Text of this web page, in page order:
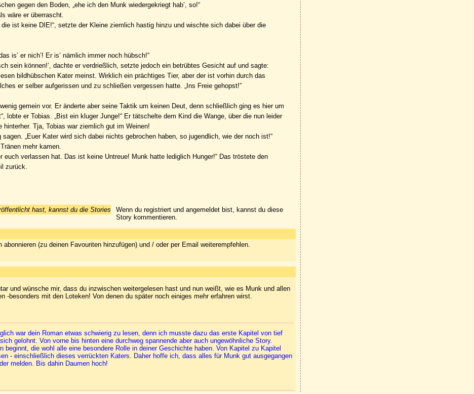
gegen den Boden, „ehe ich den Munk wiedergekriegt hab’, so!“
wäre er überrascht.
ist keine DIE!“, setzte der Kleine ziemlich hastig hinzu und wischte sich dabei über die
is’ er nich’! Er is’ nämlich immer noch hübsch!“
sein können!’, dachte er verdrießlich, setzte jedoch ein betrübtes Gesicht auf und sagte:
bildhübschen Kater meinst. Wirklich ein prächtiges Tier, aber der ist vorhin durch das
er selber aufgerissen und zu schließen vergessen hatte. „Ins Freie gehopst!”
gemein vor. Er änderte aber seine Taktik um keinen Deut, denn schließlich ging es hier um
lobte er Tobias. „Bist ein kluger Junge!“ Er tätschelte dem Kind die Wange, über die nun leider
Tja, Tobias war ziemlich gut im Weinen!
„Euer Kater wird sich dabei nichts gebrochen haben, so jugendlich, wie der noch ist!“
mehr kamen.
euch verlassen hat. Das ist keine Untreue! Munk hatte lediglich Hunger!“ Das tröstete den
zurück.
hast, kannst du die Stories
Wenn du registriert und angemeldet bist, kannst du diese
Story kommentieren.
(zu deinen Favouriten hinzufügen) und / oder per Email weiterempfehlen.
und wünsche mir, dass du inzwischen weitergelesen hast und nun weißt, wie es Munk und allen
besonders mit den Loteken! Von denen du später noch einiges mehr erfahren wirst.
war dein Roman etwas schwierig zu lesen, denn ich musste dazu das erste Kapitel von tief
gelohnt. Von vorne bis hinten eine durchweg spannende aber auch ungewöhnliche Story.
die wohl alle eine besondere Rolle in deiner Geschichte haben. Von Kapitel zu Kapitel
- einschließlich dieses verrückten Katers. Daher hoffe ich, dass alles für Munk gut ausgegangen
melden. Bis dahin Daumen hoch!